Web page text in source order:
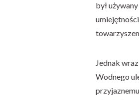
był
Jednak
Wodnego